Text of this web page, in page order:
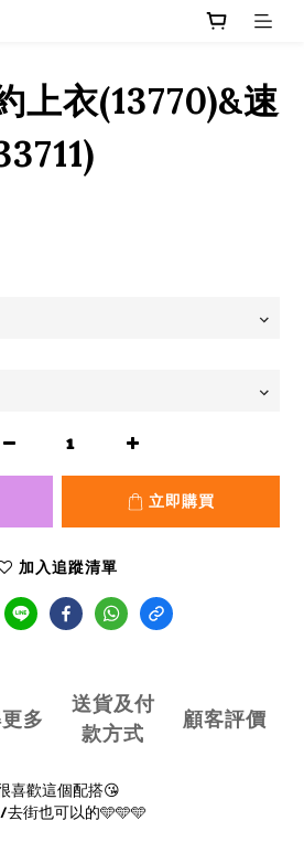
上衣(13770)&速
立即購買
加入追蹤清單
多
送貨及付
款方式
顧客評價
喜歡這個配搭😘
去街也可以的🩵🩵🩵